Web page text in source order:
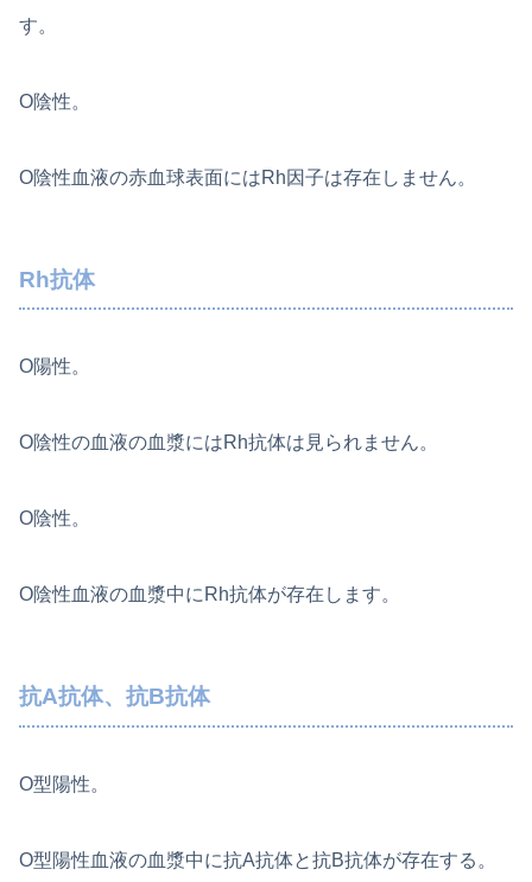
す。
O陰性。
O陰性血液の赤血球表面にはRh因子は存在しません。
Rh抗体
O陽性。
O陰性の血液の血漿にはRh抗体は見られません。
O陰性。
O陰性血液の血漿中にRh抗体が存在します。
抗A抗体、抗B抗体
O型陽性。
O型陽性血液の血漿中に抗A抗体と抗B抗体が存在する。